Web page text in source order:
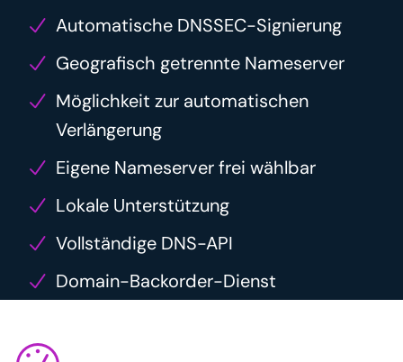
Automatische DNSSEC-Signierung
Geografisch getrennte Nameserver
Möglichkeit zur automatischen
Verlängerung
Eigene Nameserver frei wählbar
Lokale Unterstützung
Vollständige DNS-API
Domain-Backorder-Dienst